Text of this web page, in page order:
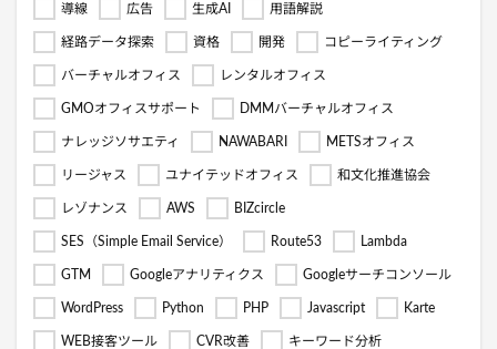
導線 広告 生成AI 用語解説
経路データ探索 資格 開発 コピーライティング
バーチャルオフィス レンタルオフィス
GMOオフィスサポート DMMバーチャルオフィス
ナレッジソサエティ NAWABARI METSオフィス
リージャス ユナイテッドオフィス 和文化推進協会
レゾナンス AWS BIZcircle
SES（Simple Email Service） Route53 Lambda
GTM Googleアナリティクス Googleサーチコンソール
WordPress Python PHP Javascript Karte
WEB接客ツール CVR改善 キーワード分析